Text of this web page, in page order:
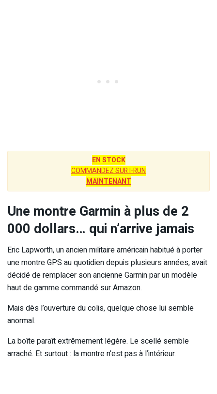
EN STOCK
COMMANDEZ SUR I-RUN
MAINTENANT
Une montre Garmin à plus de 2
000 dollars… qui n’arrive jamais
Eric Lapworth, un ancien militaire américain habitué à porter
une montre GPS au quotidien depuis plusieurs années, avait
décidé de remplacer son ancienne Garmin par un modèle
haut de gamme commandé sur Amazon.
Mais dès l’ouverture du colis, quelque chose lui semble
anormal.
La boîte paraît extrêmement légère. Le scellé semble
arraché. Et surtout : la montre n’est pas à l’intérieur.